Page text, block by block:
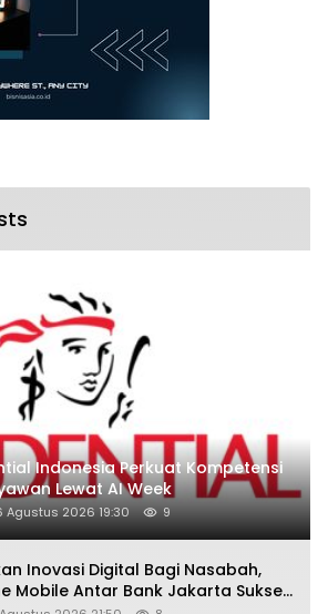
Indonesia Perkuat Kompetensi
Lewat AI Week
Agustus 2026 19:30 9
Inovasi Digital Bagi Nasabah,
Mobile Antar Bank Jakarta Sukses